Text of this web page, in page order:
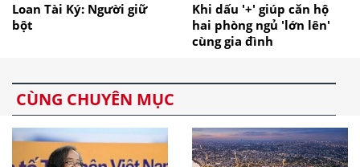
Loan Tài Ký: Người giữ
bột
Khi dấu '+' giúp căn hộ
hai phòng ngủ 'lớn lên'
cùng gia đình
CÙNG CHUYÊN MỤC